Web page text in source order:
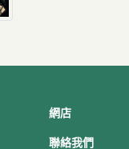
網店
聯絡我們